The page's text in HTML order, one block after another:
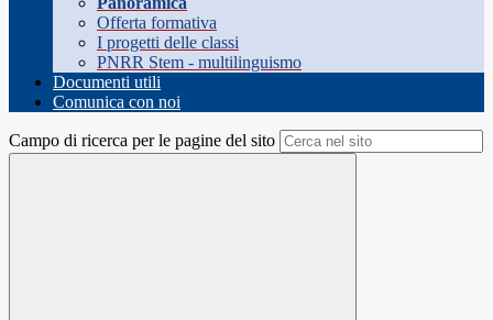
Offerta formativa
I progetti delle classi
PNRR Stem - multilinguismo
Documenti utili
Comunica con noi
Campo di ricerca per le pagine del sito